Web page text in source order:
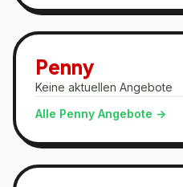
Penny
Keine aktuellen Angebote
Alle Penny Angebote →